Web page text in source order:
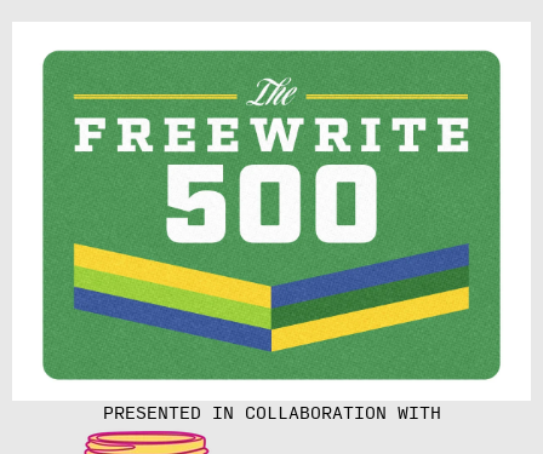
PRESENTED IN COLLABORATION WITH